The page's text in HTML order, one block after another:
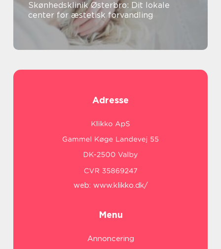
Skønhedsklinik Østerbro: Dit lokale
center for æstetisk forvandling
Adresse
web: www.klikko.dk/
Menu
Annoncering